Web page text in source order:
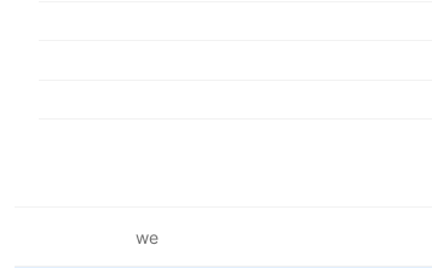
Metryki finansowe